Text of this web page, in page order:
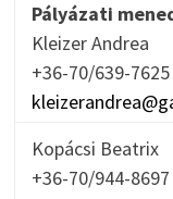
Pályázati
Kleizer Andrea
+36-70/639-7625
Kopácsi Beatrix
+36-70/944-8697